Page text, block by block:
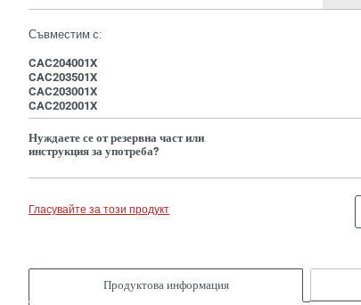
Съвместим с:
CAC204001X
CAC203501X
CAC203001X
CAC202001X
Нуждаете се от резервна част или
инструкция за употреба?
Гласувайте за този продукт
Продуктова информация